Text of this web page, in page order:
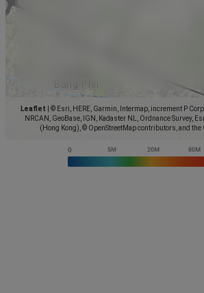
Leaflet
© Esri, HERE, Garmin, Intermap, increment P
NRCAN, GeoBase, IGN, Kadaster NL, Ordnance Survey,
(Hong Kong), © OpenStreetMap contributors, and the